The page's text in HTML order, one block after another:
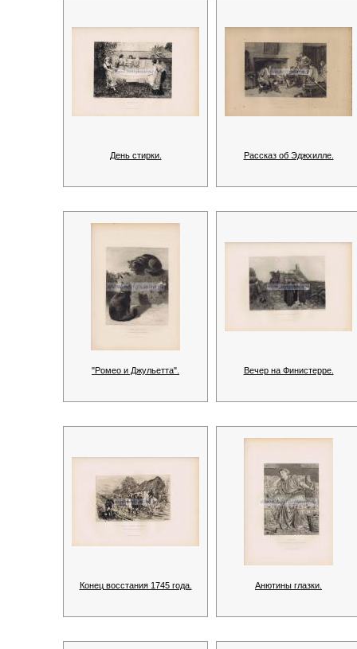
День стирки. Рассказ об Эджхилле.
"Ромео и Джульетта". Вечер на Финистерре.
Конец восстания 1745 года. Анютины глазки.